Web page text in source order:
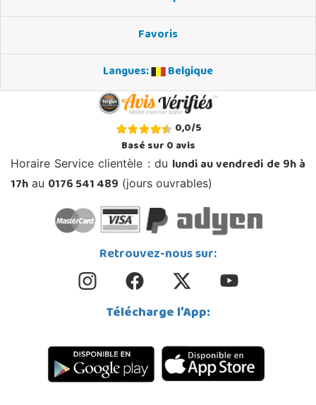
Favoris
Langues:
Belgique
0,0/5
Basé sur0avis
Horaire Service clientèle : du lundi au vendredi de 9h à
17h au 0176 541 489 (jours ouvrables)
Retrouvez-nous sur:
Télécharge l'App: